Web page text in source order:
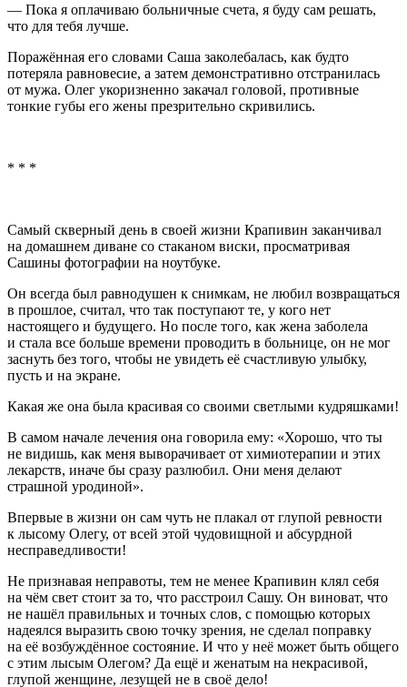
— Пока я оплачиваю больничные счета, я буду сам решать,
что для тебя лучше.
Поражённая его словами Саша заколебалась, как будто
потеряла равновесие, а затем демонстративно отстранилась
от мужа. Олег укоризненно закачал головой, противные
тонкие губы его жены презрительно скривились.
* * *
Самый скверный день в своей жизни Крапивин заканчивал
на домашнем диване со стаканом виски, просматривая
Сашины фотографии на ноутбуке.
Он всегда был равнодушен к снимкам, не любил возвращаться
в прошлое, считал, что так поступают те, у кого нет
настоящего и будущего. Но после того, как жена заболела
и стала все больше времени проводить в больнице, он не мог
заснуть без того, чтобы не увидеть её счастливую улыбку,
пусть и на экране.
Какая же она была красивая со своими светлыми кудряшками!
В самом начале лечения она говорила ему: «Хорошо, что ты
не видишь, как меня выворачивает от химиотерапии и этих
лекарств, иначе бы сразу разлюбил. Они меня делают
страшной уродиной».
Впервые в жизни он сам чуть не плакал от глупой ревности
к лысому Олегу, от всей этой чудовищной и абсурдной
несправедливости!
Не признавая неправоты, тем не менее Крапивин клял себя
на чём свет стоит за то, что расстроил Сашу. Он виноват, что
не нашёл правильных и точных слов, с помощью которых
надеялся выразить свою точку зрения, не сделал поправку
на её возбуждённое состояние. И что у неё может быть общего
с этим лысым Олегом? Да ещё и женатым на некрасивой,
глупой женщине, лезущей не в своё дело!